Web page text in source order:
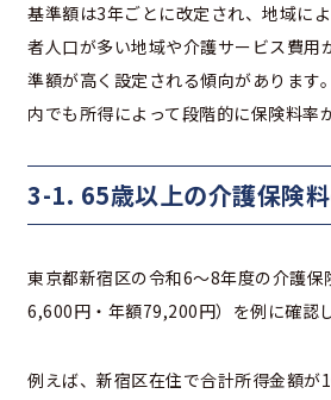
基準額は3年ごとに改定され、地域に
者人口が多い地域や介護サービス費用
準額が高く設定される傾向があります
内でも所得によって段階的に保険料率
3-1. 65歳以上の介護保険
東京都新宿区の令和6〜8年度の介護
6,600円・年額79,200円）を例に確認
例えば、新宿区在住で合計所得金額が